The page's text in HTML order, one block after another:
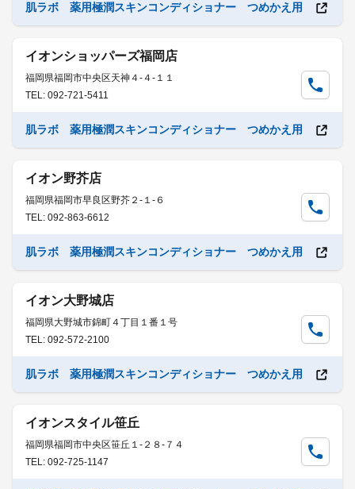
肌ラボ 薬用極潤スキンコンディショナー つめかえ用
イオンショッパーズ福岡店
福岡県福岡市中央区天神４-４-１１
TEL: 092-721-5411
肌ラボ 薬用極潤スキンコンディショナー つめかえ用
イオン野芥店
福岡県福岡市早良区野芥２-１-６
TEL: 092-863-6612
肌ラボ 薬用極潤スキンコンディショナー つめかえ用
イオン大野城店
福岡県大野城市錦町４丁目１番１号
TEL: 092-572-2100
肌ラボ 薬用極潤スキンコンディショナー つめかえ用
イオンスタイル笹丘
福岡県福岡市中央区笹丘１-２８-７４
TEL: 092-725-1147